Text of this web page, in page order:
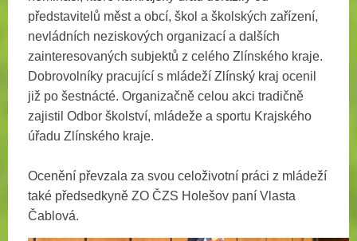
představitelů měst a obcí, škol a školských zařízení,
nevládních neziskových organizací a dalších
zainteresovaných subjektů z celého Zlínského kraje.
Dobrovolníky pracující s mládeží Zlínský kraj ocenil
již po šestnácté. Organizačně celou akci tradičně
zajistil Odbor školství, mládeže a sportu Krajského
úřadu Zlínského kraje.
Ocenění převzala za svou celoživotní práci z mládeží
také předsedkyně ZO ČZS Holešov paní Vlasta
Čablová.